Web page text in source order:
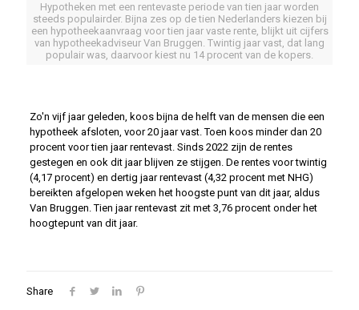
Hypotheken met een rentevaste periode van tien jaar worden
steeds populairder. Bijna zes op de tien Nederlanders kiezen bij
een hypotheekaanvraag voor tien jaar vaste rente, blijkt uit cijfers
van hypotheekadviseur Van Bruggen. Twintig jaar vast, dat lang
populair was, daarvoor kiest nu 14 procent van de kopers.
Zo'n vijf jaar geleden, koos bijna de helft van de mensen die een
hypotheek afsloten, voor 20 jaar vast. Toen koos minder dan 20
procent voor tien jaar rentevast. Sinds 2022 zijn de rentes
gestegen en ook dit jaar blijven ze stijgen. De rentes voor twintig
(4,17 procent) en dertig jaar rentevast (4,32 procent met NHG)
bereikten afgelopen weken het hoogste punt van dit jaar, aldus
Van Bruggen. Tien jaar rentevast zit met 3,76 procent onder het
hoogtepunt van dit jaar.
Share